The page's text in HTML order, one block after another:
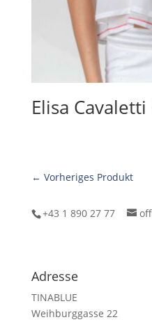
Elisa Cavaletti
← Vorheriges Produkt
+43 1 890 27 77
Adresse
TINABLUE
Weihburggasse 22